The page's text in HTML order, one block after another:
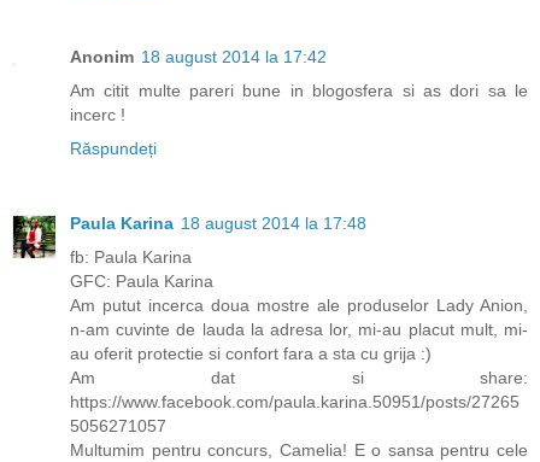
Anonim 18 august 2014 la 17:42
Am citit multe pareri bune in blogosfera si as dori sa le
incerc !
Răspundeți
Paula Karina 18 august 2014 la 17:48
fb: Paula Karina
GFC: Paula Karina
Am putut incerca doua mostre ale produselor Lady Anion,
n-am cuvinte de lauda la adresa lor, mi-au placut mult, mi-
au oferit protectie si confort fara a sta cu grija :)
Am dat si share:
https://www.facebook.com/paula.karina.50951/posts/27265
5056271057
Multumim pentru concurs, Camelia! E o sansa pentru cele